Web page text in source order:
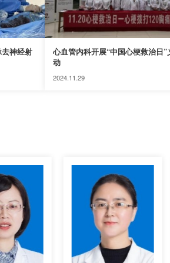
神经射
心血管内科开展“中国心梗救治日”
动
2024.11.29